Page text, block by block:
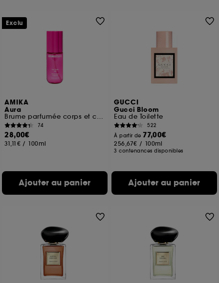
AMIKA
Aura
Brume parfumée corps et cheveux
74
28,00€
31,11€ / 100ml
Ajouter au panier
Exclu
GUCCI
Gucci Bloom
Eau de Toilette
522
À partir de 77,00€
256,67€ / 100ml
3 contenances disponibles
Ajouter au panier